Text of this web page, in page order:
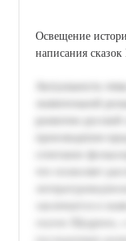
Освещение
написания